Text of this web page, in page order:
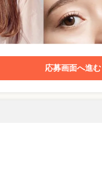
応募画面へ進む